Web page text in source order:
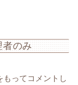
のみ
もってコメントし